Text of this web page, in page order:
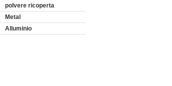
polvere ricoperta
Metal
Alluminio